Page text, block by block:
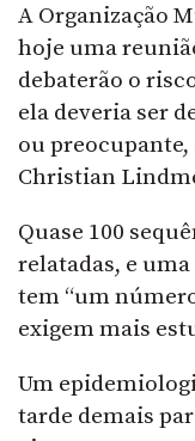
A Organização
hoje uma
debaterão o
ela deveria ser
ou preocupante,
Christian
Quase 100
relatadas, e
tem “um
exigem mais
Um
tarde demais